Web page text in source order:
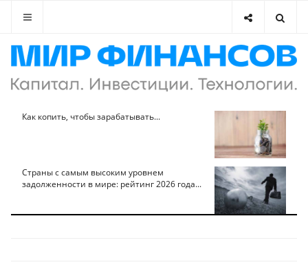
Как копить, чтобы зарабатывать...
Страны с самым высоким уровнем
задолженности в мире: рейтинг 2026 года...